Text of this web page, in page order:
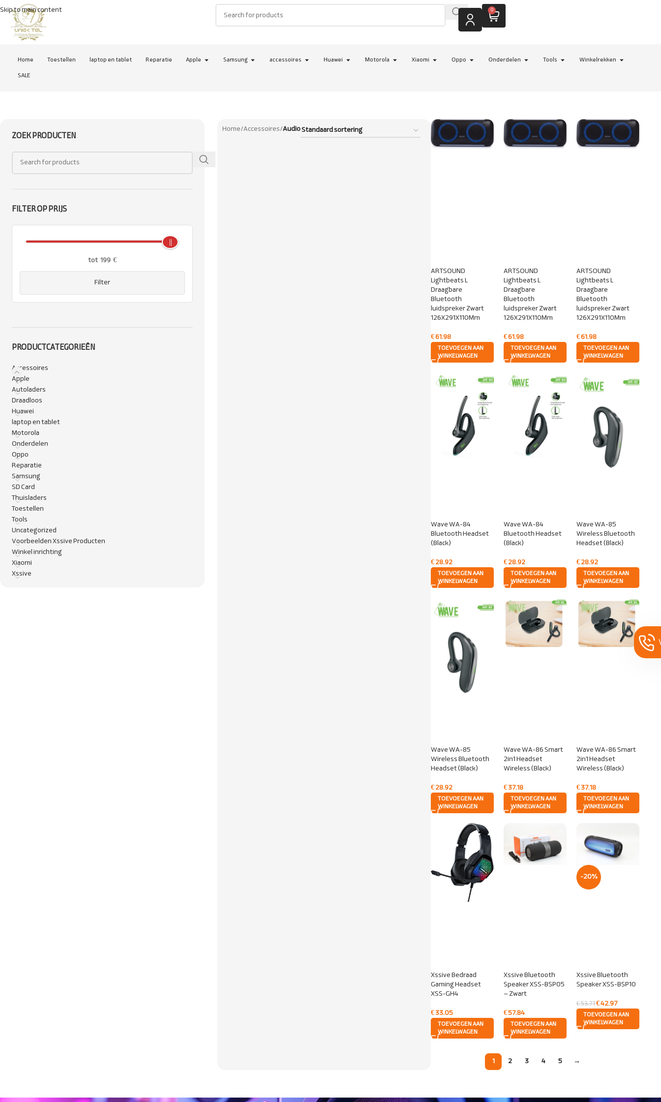
Skip to main content 0
Home Toestellen laptop en tablet Reparatie Apple Samsung accessoires Huawei Motorola Xiaomi Oppo Onderdelen Tools
Winkelrekken
SALE
ZOEK PRODUCTEN
FILTER OP PRIJS
€
199
tot
Filter
PRODUCTCATEGORIEËN
Accessoires
Apple
Autoladers
Draadloos
Huawei
laptop en tablet
Motorola
Onderdelen
Oppo
Reparatie
Samsung
SD Card
Thuisladers
Toestellen
Tools
Uncategorized
Voorbeelden Xssive Producten
Winkel inrichting
Xiaomi
Xssive
Home/Accessoires/Audio
ARTSOUND
Lightbeats L
Draagbare
Bluetooth
luidspreker Zwart
126X291X110Mm
€61.98
TOEVOEGEN AAN
WINKELWAGEN
ARTSOUND
Lightbeats L
Draagbare
Bluetooth
luidspreker Zwart
126X291X110Mm
€61.98
TOEVOEGEN AAN
WINKELWAGEN
ARTSOUND
Lightbeats L
Draagbare
Bluetooth
luidspreker Zwart
126X291X110Mm
€61.98
TOEVOEGEN AAN
WINKELWAGEN
Wave WA-84
Bluetooth Headset
(Black)
€28.92
TOEVOEGEN AAN
WINKELWAGEN
Wave WA-84
Bluetooth Headset
(Black)
€28.92
TOEVOEGEN AAN
WINKELWAGEN
Wave WA-85
Wireless Bluetooth
Headset (Black)
€28.92
TOEVOEGEN AAN
WINKELWAGEN
Wave WA-85
Wireless Bluetooth
Headset (Black)
€28.92
TOEVOEGEN AAN
WINKELWAGEN
Wave WA-86 Smart
2in1 Headset
Wireless (Black)
€37.18
TOEVOEGEN AAN
WINKELWAGEN
Wave WA-86 Smart
2in1 Headset
Wireless (Black)
€37.18
TOEVOEGEN AAN
WINKELWAGEN
Xssive Bedraad
Gaming Headset
XSS-GH4
€33.05
TOEVOEGEN AAN
WINKELWAGEN
Xssive Bluetooth
Speaker XSS-BSP05
– Zwart
€57.84
TOEVOEGEN AAN
WINKELWAGEN
-20%
Xssive Bluetooth
Speaker XSS-BSP10
€53.71€42.97
TOEVOEGEN AAN
WINKELWAGEN
1 2 3 4 5 →